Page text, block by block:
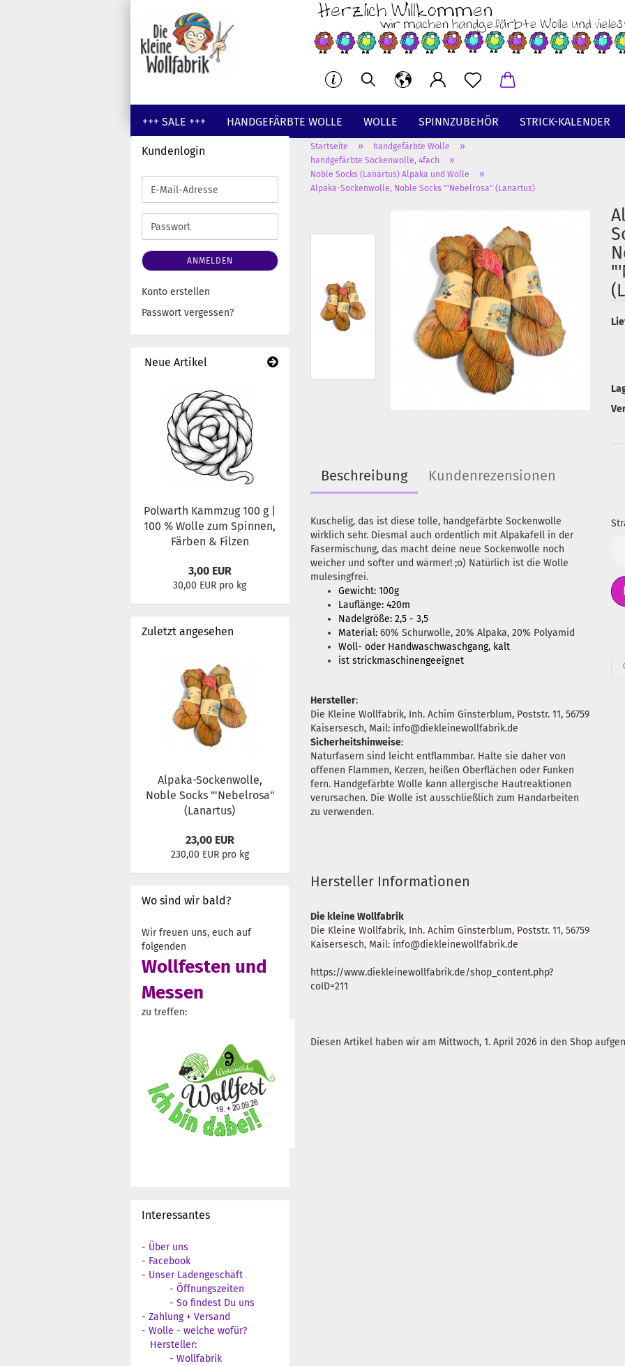
+++ SALE +++ HANDGEFÄRBTE WOLLE WOLLE SPINNZUBEHÖR STRICK-KALENDER
GUTSCHEINE WOLLE UNGEFÄRBT
Startseite » handgefärbte Wolle »
handgefärbte Sockenwolle, 4fach »
Noble Socks (Lanartus) Alpaka und Wolle »
Alpaka-Sockenwolle, Noble Socks "'Nebelrosa" (Lanartus)
Beschreibung Kundenrezensionen
Kuschelig, das ist diese tolle, handgefärbte Sockenwolle
wirklich sehr. Diesmal auch ordentlich mit Alpakafell in der
Fasermischung, das macht deine neue Sockenwolle noch
weicher und softer und wärmer! ;o) Natürlich ist die Wolle
mulesingfrei.
Gewicht: 100g
Lauflänge: 420m
Nadelgröße: 2,5 - 3,5
Material: 60% Schurwolle, 20% Alpaka, 20% Polyamid
Woll- oder Handwaschwaschgang, kalt
ist strickmaschinengeeignet
Hersteller:
Die Kleine Wollfabrik, Inh. Achim Ginsterblum, Poststr. 11, 56759
Kaisersesch, Mail: info@diekleinewollfabrik.de
Sicherheitshinweise:
Naturfasern sind leicht entflammbar. Halte sie daher von
offenen Flammen, Kerzen, heißen Oberflächen oder Funken
fern. Handgefärbte Wolle kann allergische Hautreaktionen
verursachen. Die Wolle ist ausschließlich zum Handarbeiten
zu verwenden.
Hersteller Informationen
Die kleine Wollfabrik
Die Kleine Wollfabrik, Inh. Achim Ginsterblum, Poststr. 11, 56759
Kaisersesch, Mail: info@diekleinewollfabrik.de
https://www.diekleinewollfabrik.de/shop_content.php?
coID=211
Diesen Artikel haben wir am Mittwoch, 1. April 2026 in den Shop
Kundenlogin
E-
Mail-
Adresse
Passwort
ANMELDEN
Konto erstellen
Passwort vergessen?
Neue Artikel
Polwarth Kammzug 100 g |
100 % Wolle zum Spinnen,
Färben & Filzen
3,00 EUR
30,00 EUR pro kg
Zuletzt angesehen
Alpaka-Sockenwolle,
Noble Socks "'Nebelrosa"
(Lanartus)
23,00 EUR
230,00 EUR pro kg
Wo sind wir bald?
Wir freuen uns, euch auf
folgenden
Wollfesten und
Messen
zu treffen:
Interessantes
- Über uns
- Facebook
- Unser Ladengeschäft
- Öffnungszeiten
- So findest Du uns
- Zahlung + Versand
- Wolle - welche wofür?
Hersteller:
- Wollfabrik